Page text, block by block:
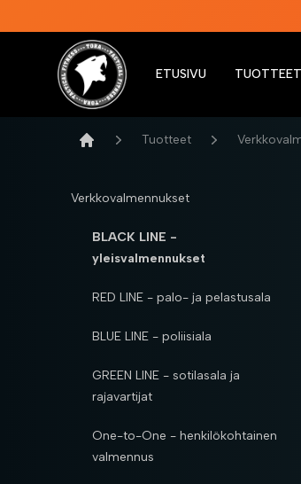
Tora Tactical Fitness
ETUSIVU TUOTTEET
Tuotteet
Verkkovalmennukset
BLACK LINE -
yleisvalmennukset
RED LINE - palo- ja pelastusala
BLUE LINE - poliisiala
GREEN LINE - sotilasala ja
rajavartijat
One-to-One - henkilökohtainen
valmennus